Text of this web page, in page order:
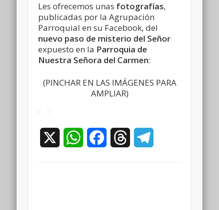
Les ofrecemos unas fotografías,
publicadas por la Agrupación
Parroquial en su Facebook, del
nuevo paso de misterio del Señor
expuesto en la Parroquia de
Nuestra Señora del Carmen:
(PINCHAR EN LAS IMÁGENES PARA
AMPLIAR)
WhatsAppFacebookThreads